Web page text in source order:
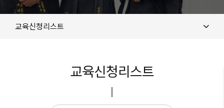
사범연수
교육신청리스트
교육신청리스트
교육신청리스트